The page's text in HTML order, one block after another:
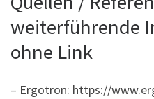
weiterführende
ohne Link
– Ergotron: https://